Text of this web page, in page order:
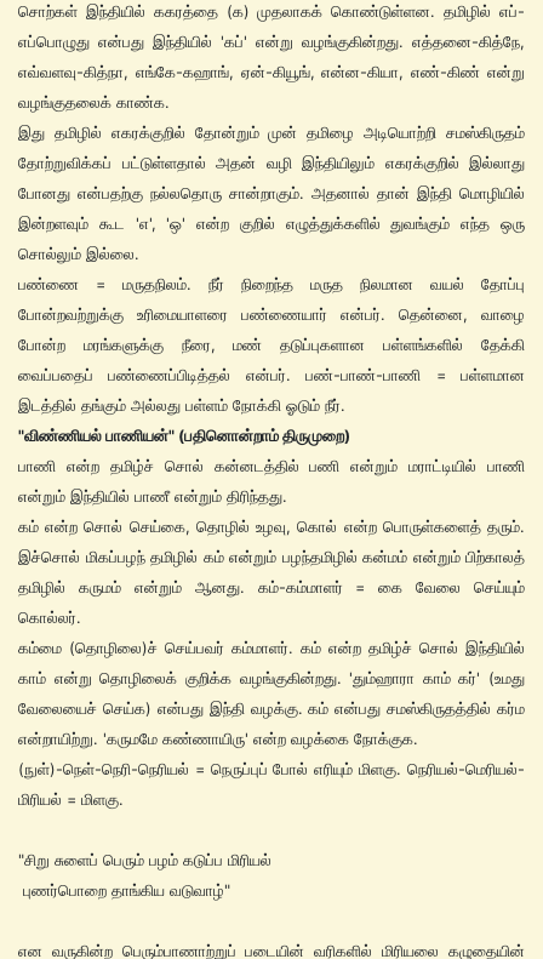
சொற்கள் இந்தியில் ககரத்தை (க) முதலாகக் கொண்டுள்ளன. தமிழில் எப்-
எப்பொழுது என்பது இந்தியில் 'கப்' என்று வழங்குகின்றது. எத்தனை-கித்நே,
எவ்வளவு-கித்நா, எங்கே-கஹாங், ஏன்-கியூங், என்ன-கியா, எண்-கிண் என்று
வழங்குதலைக் காண்க.
இது தமிழில் எகரக்குறில் தோன்றும் முன் தமிழை அடியொற்றி சமஸ்கிருதம்
தோற்றுவிக்கப் பட்டுள்ளதால் அதன் வழி இந்தியிலும் எகரக்குறில் இல்லாது
போனது என்பதற்கு நல்லதொரு சான்றாகும். அதனால் தான் இந்தி மொழியில்
இன்றளவும் கூட 'எ', 'ஒ' என்ற குறில் எழுத்துக்களில் துவங்கும் எந்த ஒரு
சொல்லும் இல்லை.
பண்ணை = மருதநிலம். நீர் நிறைந்த மருத நிலமான வயல் தோப்பு
போன்றவற்றுக்கு உரிமையாளரை பண்ணையார் என்பர். தென்னை, வாழை
போன்ற மரங்களுக்கு நீரை, மண் தடுப்புகளான பள்ளங்களில் தேக்கி
வைப்பதைப் பண்ணைப்பிடித்தல் என்பர். பண்-பாண்-பாணி = பள்ளமான
இடத்தில் தங்கும் அல்லது பள்ளம் நோக்கி ஓடும் நீர்.
"விண்ணியல் பாணியன்" (பதினொன்றாம் திருமுறை)
பாணி என்ற தமிழ்ச் சொல் கன்னடத்தில் பணி என்றும் மராட்டியில் பாணி
என்றும் இந்தியில் பாணீ என்றும் திரிந்தது.
கம் என்ற சொல் செய்கை, தொழில் உழவு, கொல் என்ற பொருள்களைத் தரும்.
இச்சொல் மிகப்பழந் தமிழில் கம் என்றும் பழந்தமிழில் கன்மம் என்றும் பிற்காலத்
தமிழில் கருமம் என்றும் ஆனது. கம்-கம்மாளர் = கை வேலை செய்யும்
கொல்லர்.
கம்மை (தொழிலை)ச் செய்பவர் கம்மாளர். கம் என்ற தமிழ்ச் சொல் இந்தியில்
காம் என்று தொழிலைக் குறிக்க வழங்குகின்றது. 'தும்ஹாரா காம் கர்' (உமது
வேலையைச் செய்க) என்பது இந்தி வழக்கு. கம் என்பது சமஸ்கிருதத்தில் கர்ம
என்றாயிற்று. 'கருமமே கண்ணாயிரு' என்ற வழக்கை நோக்குக.
(நுள்)-நெள்-நெரி-நெரியல் = நெருப்புப் போல் எரியும் மிளகு. நெரியல்-மெரியல்-
மிரியல் = மிளகு.
"சிறு சுளைப் பெரும் பழம் கடுப்ப மிரியல்
புணர்பொறை தாங்கிய வடுவாழ்"
என வருகின்ற பெரும்பாணாற்றுப் படையின் வரிகளில் மிரியலை கழுதையின்